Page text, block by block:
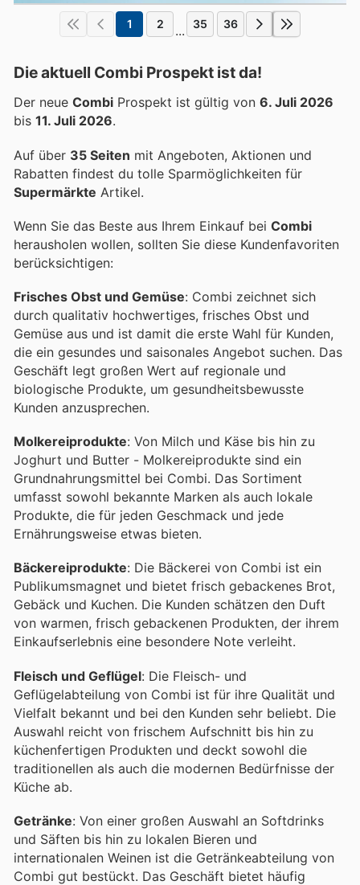
1 2 ... 35 36
Die aktuell Combi Prospekt ist da!
Der neue Combi Prospekt ist gültig von 6. Juli 2026
bis 11. Juli 2026.
Auf über 35 Seiten mit Angeboten, Aktionen und
Rabatten findest du tolle Sparmöglichkeiten für
Supermärkte Artikel.
Wenn Sie das Beste aus Ihrem Einkauf bei Combi
herausholen wollen, sollten Sie diese Kundenfavoriten
berücksichtigen:
Frisches Obst und Gemüse: Combi zeichnet sich
durch qualitativ hochwertiges, frisches Obst und
Gemüse aus und ist damit die erste Wahl für Kunden,
die ein gesundes und saisonales Angebot suchen. Das
Geschäft legt großen Wert auf regionale und
biologische Produkte, um gesundheitsbewusste
Kunden anzusprechen.
Molkereiprodukte: Von Milch und Käse bis hin zu
Joghurt und Butter - Molkereiprodukte sind ein
Grundnahrungsmittel bei Combi. Das Sortiment
umfasst sowohl bekannte Marken als auch lokale
Produkte, die für jeden Geschmack und jede
Ernährungsweise etwas bieten.
Bäckereiprodukte: Die Bäckerei von Combi ist ein
Publikumsmagnet und bietet frisch gebackenes Brot,
Gebäck und Kuchen. Die Kunden schätzen den Duft
von warmen, frisch gebackenen Produkten, der ihrem
Einkaufserlebnis eine besondere Note verleiht.
Fleisch und Geflügel: Die Fleisch- und
Geflügelabteilung von Combi ist für ihre Qualität und
Vielfalt bekannt und bei den Kunden sehr beliebt. Die
Auswahl reicht von frischem Aufschnitt bis hin zu
küchenfertigen Produkten und deckt sowohl die
traditionellen als auch die modernen Bedürfnisse der
Küche ab.
Getränke: Von einer großen Auswahl an Softdrinks
und Säften bis hin zu lokalen Bieren und
internationalen Weinen ist die Getränkeabteilung von
Combi gut bestückt. Das Geschäft bietet häufig